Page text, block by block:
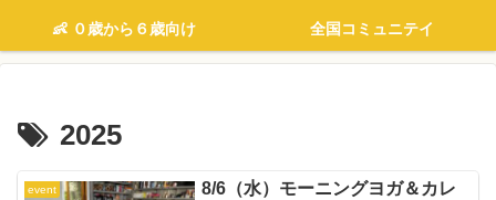
👶 ０歳から６歳向け 全国コミュニテイ
2025
event
8/6（水）モーニングヨガ＆カレ